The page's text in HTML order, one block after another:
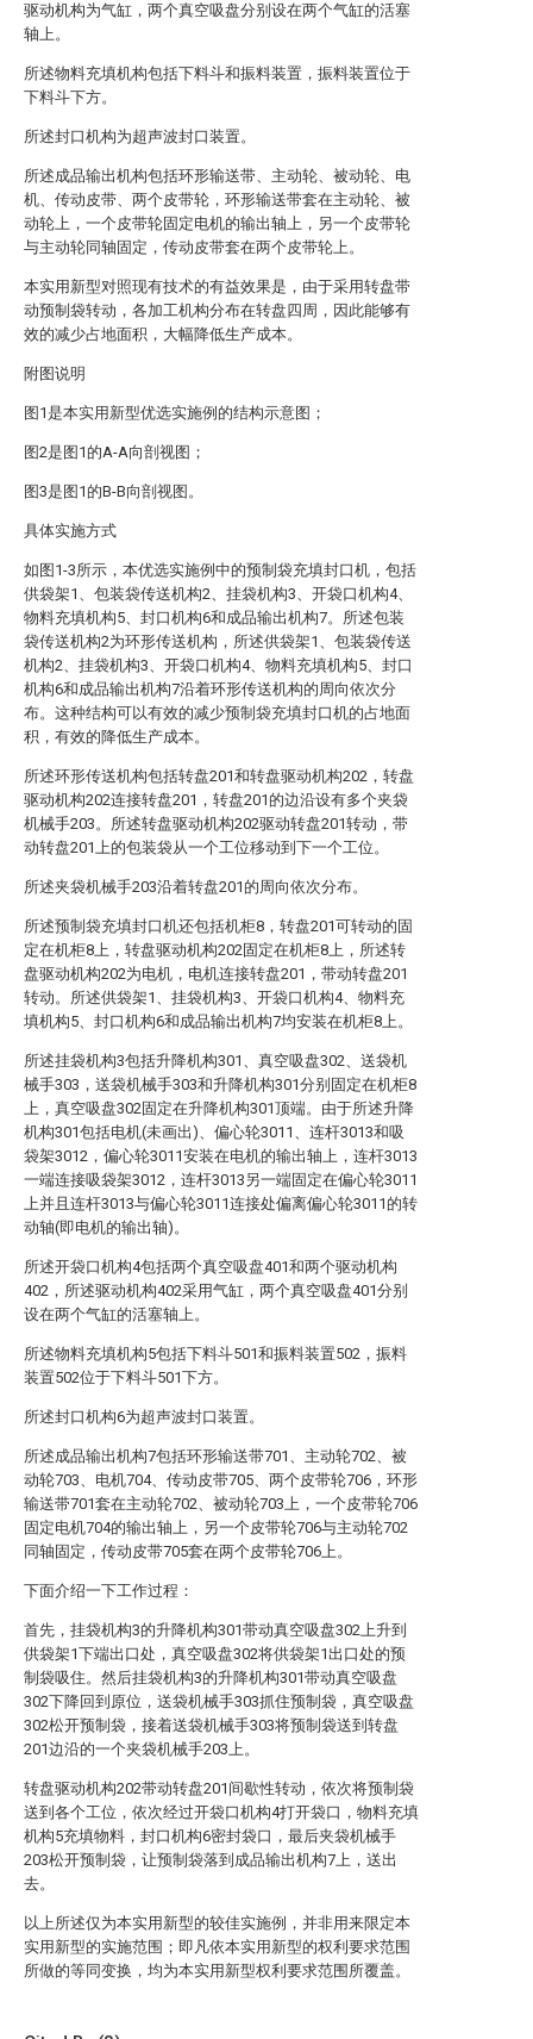
驱动机构为气缸，两个真空吸盘分别设在两个气缸的活塞
轴上。
所述物料充填机构包括下料斗和振料装置，振料装置位于
下料斗下方。
所述封口机构为超声波封口装置。
所述成品输出机构包括环形输送带、主动轮、被动轮、电
机、传动皮带、两个皮带轮，环形输送带套在主动轮、被
动轮上，一个皮带轮固定电机的输出轴上，另一个皮带轮
与主动轮同轴固定，传动皮带套在两个皮带轮上。
本实用新型对照现有技术的有益效果是，由于采用转盘带
动预制袋转动，各加工机构分布在转盘四周，因此能够有
效的减少占地面积，大幅降低生产成本。
附图说明
图1是本实用新型优选实施例的结构示意图；
图2是图1的A-A向剖视图；
图3是图1的B-B向剖视图。
具体实施方式
如图1-3所示，本优选实施例中的预制袋充填封口机，包括
供袋架1、包装袋传送机构2、挂袋机构3、开袋口机构4、
物料充填机构5、封口机构6和成品输出机构7。所述包装
袋传送机构2为环形传送机构，所述供袋架1、包装袋传送
机构2、挂袋机构3、开袋口机构4、物料充填机构5、封口
机构6和成品输出机构7沿着环形传送机构的周向依次分
布。这种结构可以有效的减少预制袋充填封口机的占地面
积，有效的降低生产成本。
所述环形传送机构包括转盘201和转盘驱动机构202，转盘
驱动机构202连接转盘201，转盘201的边沿设有多个夹袋
机械手203。所述转盘驱动机构202驱动转盘201转动，带
动转盘201上的包装袋从一个工位移动到下一个工位。
所述夹袋机械手203沿着转盘201的周向依次分布。
所述预制袋充填封口机还包括机柜8，转盘201可转动的固
定在机柜8上，转盘驱动机构202固定在机柜8上，所述转
盘驱动机构202为电机，电机连接转盘201，带动转盘201
转动。所述供袋架1、挂袋机构3、开袋口机构4、物料充
填机构5、封口机构6和成品输出机构7均安装在机柜8上。
所述挂袋机构3包括升降机构301、真空吸盘302、送袋机
械手303，送袋机械手303和升降机构301分别固定在机柜8
上，真空吸盘302固定在升降机构301顶端。由于所述升降
机构301包括电机(未画出)、偏心轮3011、连杆3013和吸
袋架3012，偏心轮3011安装在电机的输出轴上，连杆3013
一端连接吸袋架3012，连杆3013另一端固定在偏心轮3011
上并且连杆3013与偏心轮3011连接处偏离偏心轮3011的转
动轴(即电机的输出轴)。
所述开袋口机构4包括两个真空吸盘401和两个驱动机构
402，所述驱动机构402采用气缸，两个真空吸盘401分别
设在两个气缸的活塞轴上。
所述物料充填机构5包括下料斗501和振料装置502，振料
装置502位于下料斗501下方。
所述封口机构6为超声波封口装置。
所述成品输出机构7包括环形输送带701、主动轮702、被
动轮703、电机704、传动皮带705、两个皮带轮706，环形
输送带701套在主动轮702、被动轮703上，一个皮带轮706
固定电机704的输出轴上，另一个皮带轮706与主动轮702
同轴固定，传动皮带705套在两个皮带轮706上。
下面介绍一下工作过程：
首先，挂袋机构3的升降机构301带动真空吸盘302上升到
供袋架1下端出口处，真空吸盘302将供袋架1出口处的预
制袋吸住。然后挂袋机构3的升降机构301带动真空吸盘
302下降回到原位，送袋机械手303抓住预制袋，真空吸盘
302松开预制袋，接着送袋机械手303将预制袋送到转盘
201边沿的一个夹袋机械手203上。
转盘驱动机构202带动转盘201间歇性转动，依次将预制袋
送到各个工位，依次经过开袋口机构4打开袋口，物料充填
机构5充填物料，封口机构6密封袋口，最后夹袋机械手
203松开预制袋，让预制袋落到成品输出机构7上，送出
去。
以上所述仅为本实用新型的较佳实施例，并非用来限定本
实用新型的实施范围；即凡依本实用新型的权利要求范围
所做的等同变换，均为本实用新型权利要求范围所覆盖。